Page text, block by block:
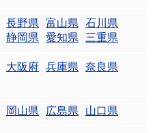
長野県 富山県
石川県
静岡県 愛知県 三重県
大阪府 兵庫県
奈良県
岡山県 広島県 山口県